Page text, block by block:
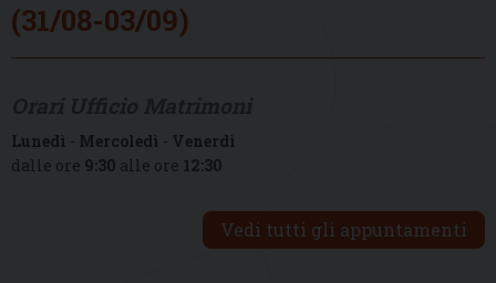
(31/08-03/09)
Lunedì - Mercoledì - Venerdì
dalle ore 9:30 alle ore 12:30
Vedi tutti gli appuntamenti